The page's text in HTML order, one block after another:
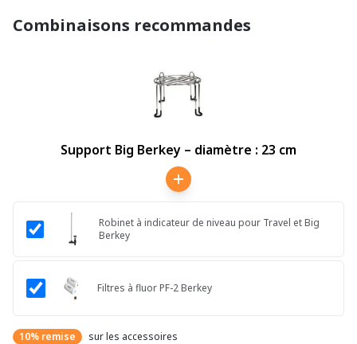
Combinaisons recommandes
Support Big Berkey – diamètre : 23 cm
Robinet à indicateur de niveau pour Travel et Big
Berkey
Filtres à fluor PF-2 Berkey
10% remise sur les accessoires